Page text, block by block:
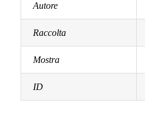
Autore
Raccolta
Mostra
ID